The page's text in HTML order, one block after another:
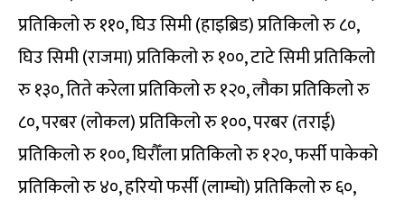
प्रतिकिलो रु ११०, घिउ सिमी (हाइब्रिड) प्रतिकिलो रु ८०,
घिउ सिमी (राजमा) प्रतिकिलो रु १००, टाटे सिमी प्रतिकिलो
रु १३०, तिते करेला प्रतिकिलो रु १२०, लौका प्रतिकिलो रु
८०, परबर (लोकल) प्रतिकिलो रु १००, परबर (तराई)
प्रतिकिलो रु १००, घिरौँला प्रतिकिलो रु १२०, फर्सी पाकेको
प्रतिकिलो रु ४०, हरियो फर्सी (लाम्चो) प्रतिकिलो रु ६०,